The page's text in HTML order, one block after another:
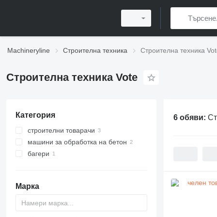
Machineryline Строителна техника Строителна техника
Строителна техника Vote
Категория
строителни товарачи
челни товарачи
машини за обработка на бетон
бетон миксери
багери
Марка
6 обяви: